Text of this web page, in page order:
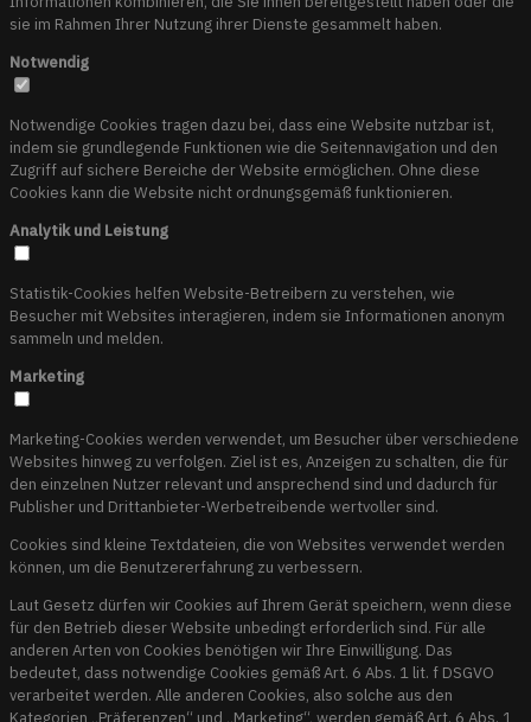
sie im Rahmen Ihrer Nutzung ihrer Dienste gesammelt haben.
Notwendig
Notwendige Cookies tragen dazu bei, dass eine Website nutzbar ist,
indem sie grundlegende Funktionen wie die Seitennavigation und den
Zugriff auf sichere Bereiche der Website ermöglichen. Ohne diese
Cookies kann die Website nicht ordnungsgemäß funktionieren.
Analytik und Leistung
Statistik-Cookies helfen Website-Betreibern zu verstehen, wie
Besucher mit Websites interagieren, indem sie Informationen anonym
sammeln und melden.
Marketing
Marketing-Cookies werden verwendet, um Besucher über verschiedene
Websites hinweg zu verfolgen. Ziel ist es, Anzeigen zu schalten, die für
den einzelnen Nutzer relevant und ansprechend sind und dadurch für
Publisher und Drittanbieter-Werbetreibende wertvoller sind.
Cookies sind kleine Textdateien, die von Websites verwendet werden
können, um die Benutzererfahrung zu verbessern.
Laut Gesetz dürfen wir Cookies auf Ihrem Gerät speichern, wenn diese
für den Betrieb dieser Website unbedingt erforderlich sind. Für alle
anderen Arten von Cookies benötigen wir Ihre Einwilligung. Das
bedeutet, dass notwendige Cookies gemäß Art. 6 Abs. 1 lit. f DSGVO
verarbeitet werden. Alle anderen Cookies, also solche aus den
Kategorien „Präferenzen“ und „Marketing“, werden gemäß Art. 6 Abs. 1